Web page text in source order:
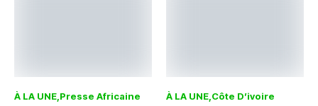
À LA UNE Presse Africaine À LA UNE Côte D’ivoire